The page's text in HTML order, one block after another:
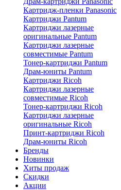
Картридж-пленки Panasonic
Картриджи Pantum
Картриджи лазерные
оригинальные Pantum
Картриджи лазерные
совместимые Pantum
Тонер-картриджи Pantum
Драм-юниты Pantum
Картриджи Ricoh
Картриджи лазерные
совместимые Ricoh
Тонер-картриджи Ricoh
Картриджи лазерные
оригинальные Ricoh
Принт-картриджи Ricoh
Драм-юниты Ricoh
Бренды
Новинки
Хиты продаж
Скидки
Акции